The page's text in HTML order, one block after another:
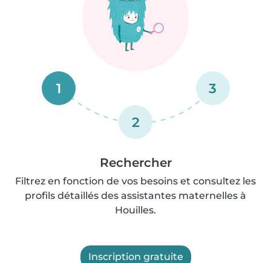
1
2
3
Rechercher
Filtrez en fonction de vos besoins et consultez les
profils détaillés des assistantes maternelles à
Houilles.
Inscription gratuite